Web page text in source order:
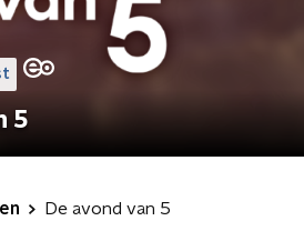
5
De avond van 5